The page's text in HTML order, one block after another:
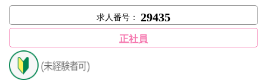
求人番号： 29435
正社員